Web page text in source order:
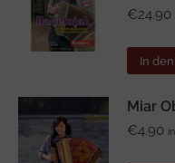
€24.90
In
Miar
€4.90